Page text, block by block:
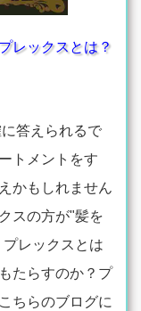
レックスとは？
答えられるで
トメントをす
かもしれません
スの方が"髪を
レックスとは
たらすのか？プ
ちらのブログに